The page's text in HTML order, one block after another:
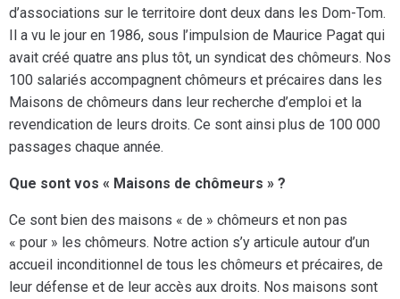
d’associations sur le territoire dont deux dans les Dom-Tom.
Il a vu le jour en 1986, sous l’impulsion de Maurice Pagat qui
avait créé quatre ans plus tôt, un syndicat des chômeurs. Nos
100 salariés accompagnent chômeurs et précaires dans les
Maisons de chômeurs dans leur recherche d’emploi et la
revendication de leurs droits. Ce sont ainsi plus de 100 000
passages chaque année.
Que sont vos « Maisons de chômeurs » ?
Ce sont bien des maisons « de » chômeurs et non pas
« pour » les chômeurs. Notre action s’y articule autour d’un
accueil inconditionnel de tous les chômeurs et précaires, de
leur défense et de leur accès aux droits. Nos maisons sont